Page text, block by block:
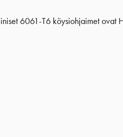
6061-T6 köysiohjaimet ovat